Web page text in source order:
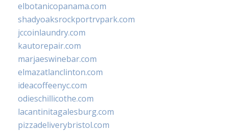
elbotanicopanama.com
shadyoaksrockportrvpark.com
jccoinlaundry.com
kautorepair.com
marjaeswinebar.com
elmazatlanclinton.com
ideacoffeenyc.com
odieschillicothe.com
lacantinitagalesburg.com
pizzadeliverybristol.com